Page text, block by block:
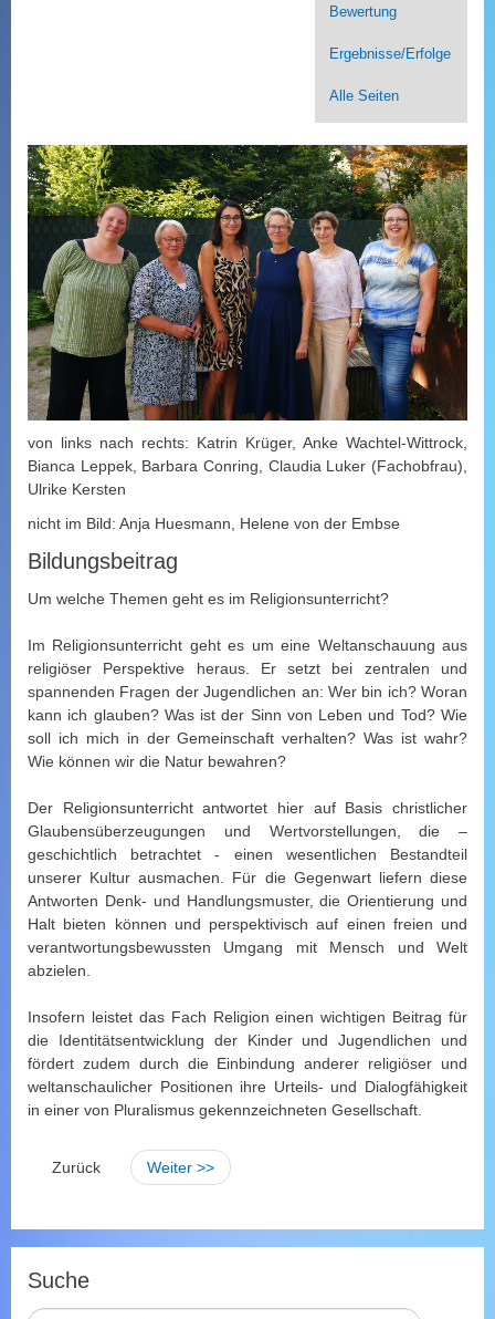
Bewertung
Ergebnisse/Erfolge
Alle Seiten
von links nach rechts: Katrin Krüger, Anke Wachtel-Wittrock,
Bianca Leppek, Barbara Conring, Claudia Luker (Fachobfrau),
Ulrike Kersten
nicht im Bild: Anja Huesmann, Helene von der Embse
Bildungsbeitrag
Um welche Themen geht es im Religionsunterricht?
Im Religionsunterricht geht es um eine Weltanschauung aus
religiöser Perspektive heraus. Er setzt bei zentralen und
spannenden Fragen der Jugendlichen an: Wer bin ich? Woran
kann ich glauben? Was ist der Sinn von Leben und Tod? Wie
soll ich mich in der Gemeinschaft verhalten? Was ist wahr?
Wie können wir die Natur bewahren?
Der Religionsunterricht antwortet hier auf Basis christlicher
Glaubensüberzeugungen und Wertvorstellungen, die –
geschichtlich betrachtet - einen wesentlichen Bestandteil
unserer Kultur ausmachen. Für die Gegenwart liefern diese
Antworten Denk- und Handlungsmuster, die Orientierung und
Halt bieten können und perspektivisch auf einen freien und
verantwortungsbewussten Umgang mit Mensch und Welt
abzielen.
Insofern leistet das Fach Religion einen wichtigen Beitrag für
die Identitätsentwicklung der Kinder und Jugendlichen und
fördert zudem durch die Einbindung anderer religiöser und
weltanschaulicher Positionen ihre Urteils- und Dialogfähigkeit
in einer von Pluralismus gekennzeichneten Gesellschaft.
Zurück Weiter >>
Suche